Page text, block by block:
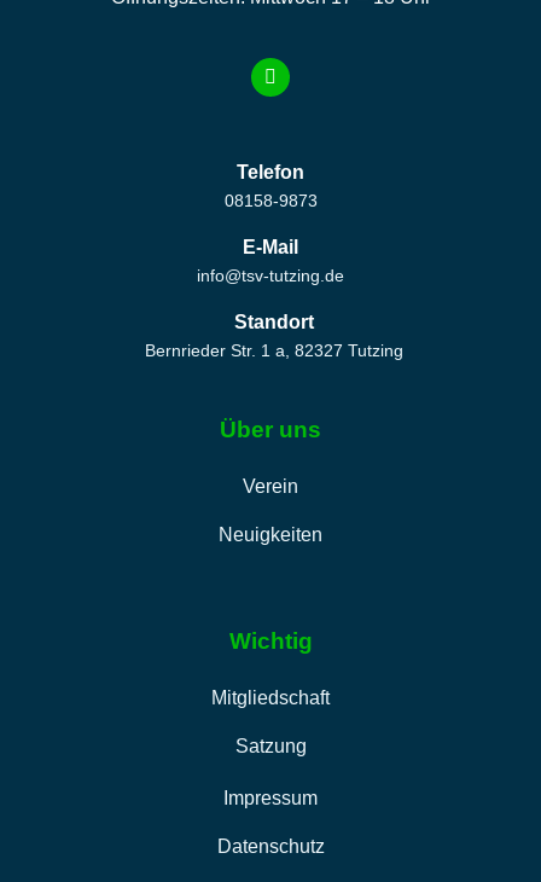
Telefon
08158-9873
E-Mail
info@tsv-tutzing.de
Standort
Bernrieder Str. 1 a, 82327 Tutzing
Über uns
Verein
Neuigkeiten
Wichtig
Mitgliedschaft
Satzung
Impressum
Datenschutz